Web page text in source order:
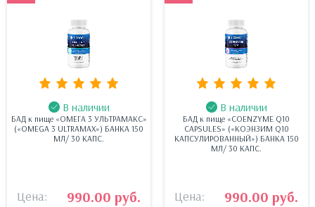
В наличии
БАД к пище «ОМЕГА 3 УЛЬТРАМАКС»
(«OMEGA 3 ULTRAMAX») БАНКА 150
МЛ/ 30 КАПС.
Цена: 990.00 руб.
В наличии
БАД к пище «COENZYME Q10
CAPSULES» («КОЭНЗИМ Q10
КАПСУЛИРОВАННЫЙ») БАНКА 150
МЛ/ 30 КАПС.
Цена: 990.00 руб.